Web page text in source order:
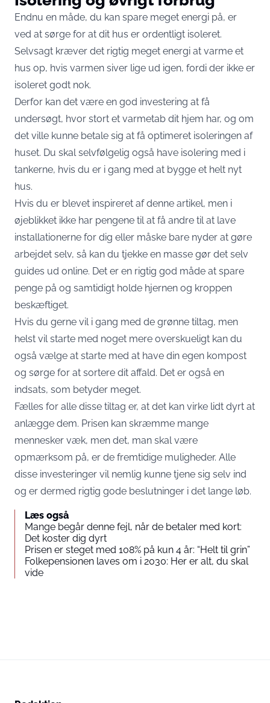
Endnu en måde, du kan spare meget energi på, er
ved at sørge for at dit hus er ordentligt isoleret.
Selvsagt kræver det rigtig meget energi at varme et
hus op, hvis varmen siver lige ud igen, fordi der ikke er
isoleret godt nok.
Derfor kan det være en god investering at få
undersøgt, hvor stort et varmetab dit hjem har, og om
det ville kunne betale sig at få optimeret isoleringen af
huset. Du skal selvfølgelig også have isolering med i
tankerne, hvis du er i gang med at bygge et helt nyt
hus.
Hvis du er blevet inspireret af denne artikel, men i
øjeblikket ikke har pengene til at få andre til at lave
installationerne for dig eller måske bare nyder at gøre
arbejdet selv, så kan du tjekke en masse gør det selv
guides ud online. Det er en rigtig god måde at spare
penge på og samtidigt holde hjernen og kroppen
beskæftiget.
Hvis du gerne vil i gang med de grønne tiltag, men
helst vil starte med noget mere overskueligt kan du
også vælge at starte med at have din egen kompost
og sørge for at sortere dit affald. Det er også en
indsats, som betyder meget.
Fælles for alle disse tiltag er, at det kan virke lidt dyrt at
anlægge dem. Prisen kan skræmme mange
mennesker væk, men det, man skal være
opmærksom på, er de fremtidige muligheder. Alle
disse investeringer vil nemlig kunne tjene sig selv ind
og er dermed rigtig gode beslutninger i det lange løb.
Læs også
Mange begår denne fejl, når de betaler med kort:
Det koster dig dyrt
Prisen er steget med 108% på kun 4 år: “Helt til grin”
Folkepensionen laves om i 2030: Her er alt, du skal
vide